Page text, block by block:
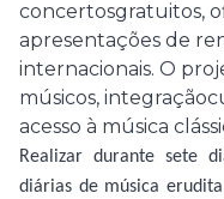
concertosgratuitos,
apresentações de
internacionais. O
músicos,
acesso à música
Realizar durante sete
diárias de música